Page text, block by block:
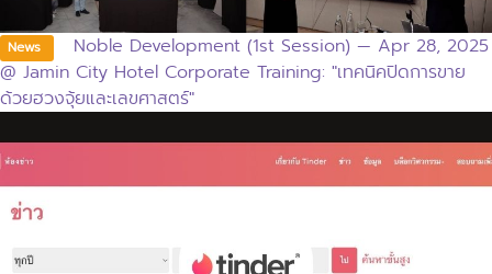
News
Noble Development (1st Session) — Apr 28, 2025
@ Jamin City Hotel Corporate Training: "เทคนิคปิดการขาย
ด้วยฮวงจุ้ยและเลขศาสตร์"